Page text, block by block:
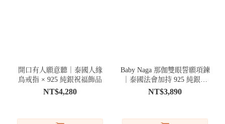
開口有人願意聽｜泰國人緣
鳥戒指 × 925 純銀祝福飾品
NT$4,280
Baby Naga 那伽雙眼誓願項鍊
｜泰國法會加持 925 純銀祝
福飾品｜兩種狀態 兩種守護
NT$3,890